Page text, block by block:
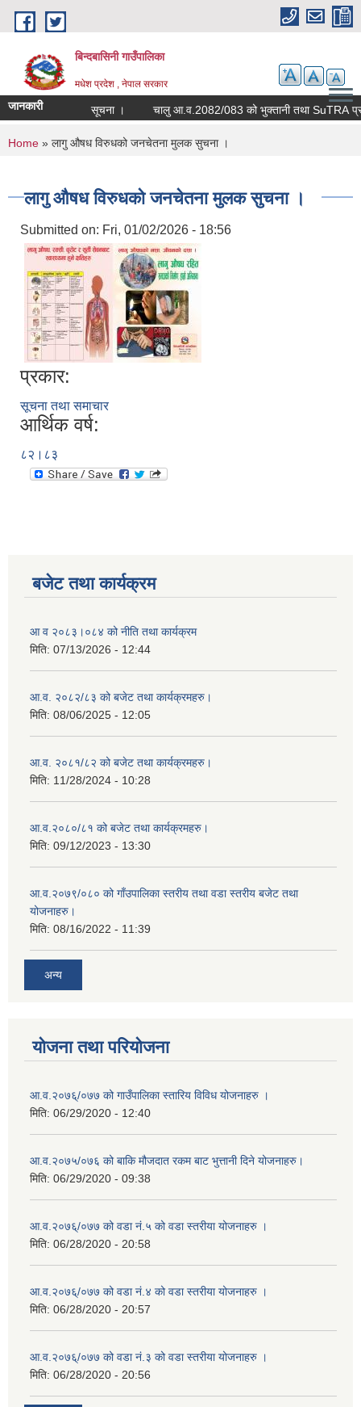
Skip to main content
बिन्दबासिनी गाउँपालिका
मधेश प्रदेश , नेपाल सरकार
जानकारी सूचना । चालु
You are here
Home » लागु औषध विरुधको जनचेतना मुलक सुचना ।
लागु औषध विरुधको जनचेतना मुलक सुचना ।
Submitted on: Fri, 01/02/2026 - 18:56
प्रकार:
सूचना तथा समाचार
आर्थिक वर्ष:
८२।८३
बजेट तथा कार्यक्रम
आ व २०८३।०८४ को नीति तथा कार्यक्रम
मिति: 07/13/2026 - 12:44
आ.व. २०८२/८३ को बजेट तथा कार्यक्रमहरु।
मिति: 08/06/2025 - 12:05
आ.व. २०८१/८२ को बजेट तथा कार्यक्रमहरु।
मिति: 11/28/2024 - 10:28
आ.व.२०८०/८१ को बजेट तथा कार्यक्रमहरु।
मिति: 09/12/2023 - 13:30
आ.व.२०७९/०८० को गाँउपालिका स्तरीय तथा वडा स्तरीय बजेट तथा
योजनाहरु।
मिति: 08/16/2022 - 11:39
अन्य
योजना तथा परियोजना
आ.व.२०७६्/०७७ को गाउँपालिका स्तारिय विविध योजनाहरु ।
मिति: 06/29/2020 - 12:40
आ.व.२०७५/०७६ को बाकि मौजदात रकम बाट भुत्तानी दिने योजनाहरु।
मिति: 06/29/2020 - 09:38
आ.व.२०७६्/०७७ को वडा नं.५ को वडा स्तरीया योजनाहरु ।
मिति: 06/28/2020 - 20:58
आ.व.२०७६्/०७७ को वडा नं.४ को वडा स्तरीया योजनाहरु ।
मिति: 06/28/2020 - 20:57
आ.व.२०७६्/०७७ को वडा नं.३ को वडा स्तरीया योजनाहरु ।
मिति: 06/28/2020 - 20:56